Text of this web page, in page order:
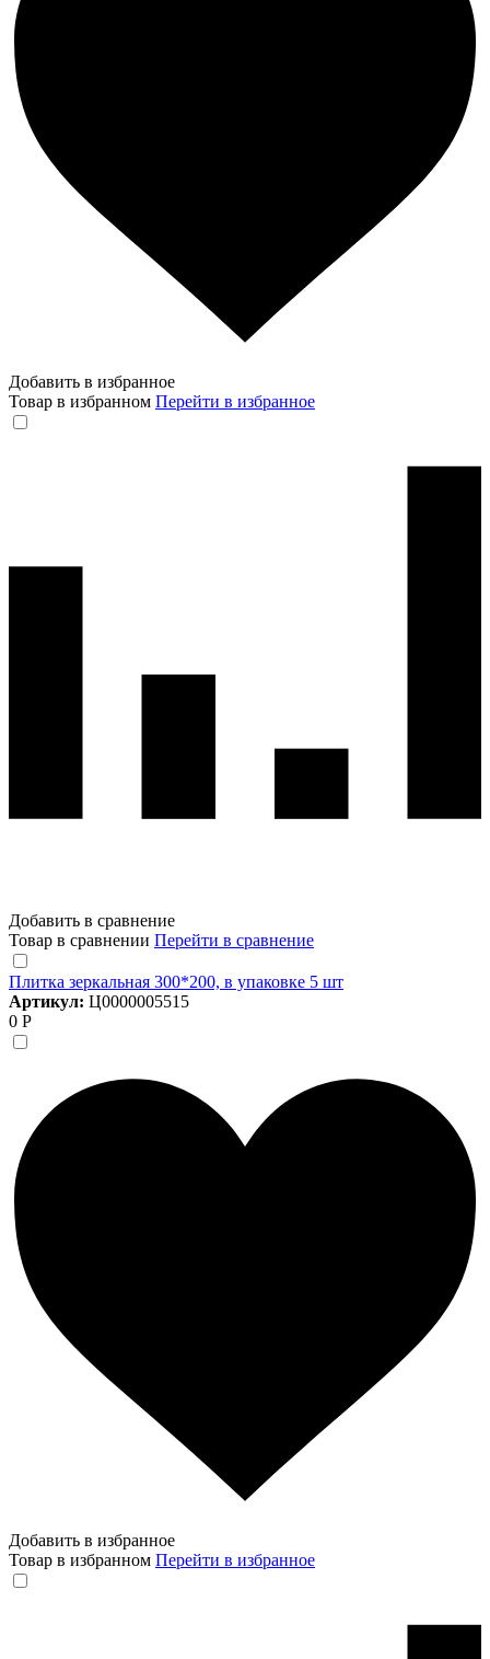
Добавить в избранное
Товар в избранном Перейти в избранное
Добавить в сравнение
Товар в сравнении Перейти в сравнение
Плитка зеркальная 300*200, в упаковке 5 шт
Артикул: Ц0000005515
0 Р
Добавить в избранное
Товар в избранном Перейти в избранное